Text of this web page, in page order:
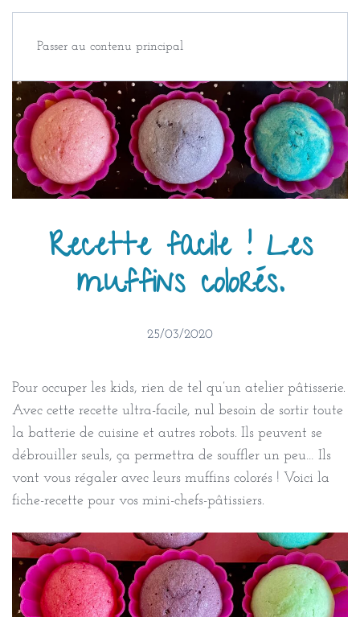
Passer au contenu principal
Recette facile ! Les
muffins colorés.
25/03/2020
Pour occuper les kids, rien de tel qu’un atelier pâtisserie.
Avec cette recette ultra-facile, nul besoin de sortir toute
la batterie de cuisine et autres robots. Ils peuvent se
débrouiller seuls, ça permettra de souffler un peu… Ils
vont vous régaler avec leurs muffins colorés ! Voici la
fiche-recette pour vos mini-chefs-pâtissiers.